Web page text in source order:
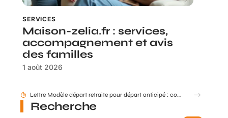
SERVICES
Maison-zelia.fr : services,
accompagnement et avis
des familles
1 août 2026
Comment mettre à jour mes données retraite via mon compte Agirc Arrco par France Connect ?
Recherche